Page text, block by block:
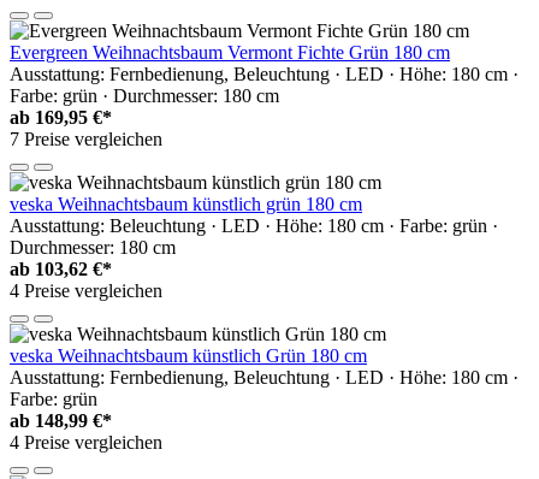
Evergreen Weihnachtsbaum Vermont Fichte Grün 180 cm
Ausstattung: Fernbedienung, Beleuchtung · LED · Höhe: 180 cm ·
Farbe: grün · Durchmesser: 180 cm
ab 169,95 €*
7 Preise vergleichen
veska Weihnachtsbaum künstlich grün 180 cm
Ausstattung: Beleuchtung · LED · Höhe: 180 cm · Farbe: grün ·
Durchmesser: 180 cm
ab 103,62 €*
4 Preise vergleichen
veska Weihnachtsbaum künstlich Grün 180 cm
Ausstattung: Fernbedienung, Beleuchtung · LED · Höhe: 180 cm ·
Farbe: grün
ab 148,99 €*
4 Preise vergleichen